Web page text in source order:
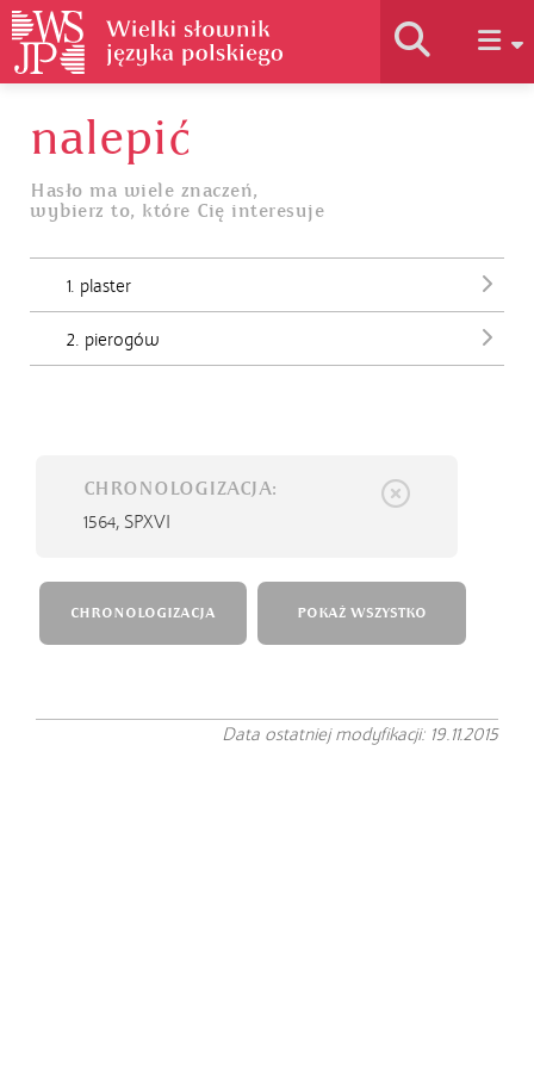
Jak korzystać
nalepić
Hasło ma wiele znaczeń,
wybierz to, które Cię interesuje
1. plaster
2. pierogów
CHRONOLOGIZACJA:
1564, SPXVI
CHRONOLOGIZACJA POKAŻ WSZYSTKO
Data ostatniej modyfikacji: 19.11.2015